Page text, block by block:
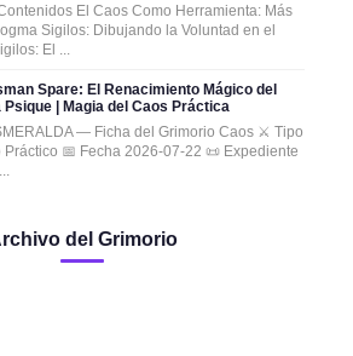
El Caos Como Herramienta: Más
Sigilos: Dibujando la Voluntad en el
El ...
Spare: El Renacimiento Mágico del
Psique | Magia del Caos Práctica
— Ficha del Grimorio Caos ⚔️ Tipo
Práctico 📅 Fecha 2026-07-22 📜 Expediente
del Grimorio